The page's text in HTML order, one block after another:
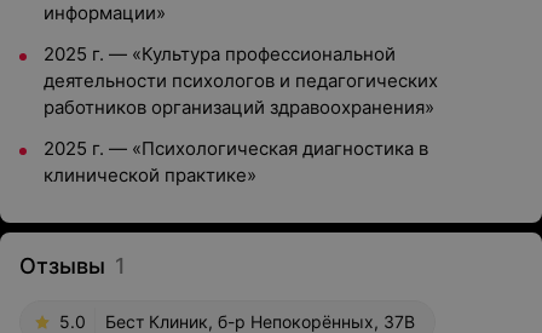
информации»
2025 г. — «Культура профессиональной
деятельности психологов и педагогических
работников организаций здравоохранения»
2025 г. — «Психологическая диагностика в
клинической практике»
Отзывы 1
5.0 Бест Клиник, б-р Непокорённых, 37В